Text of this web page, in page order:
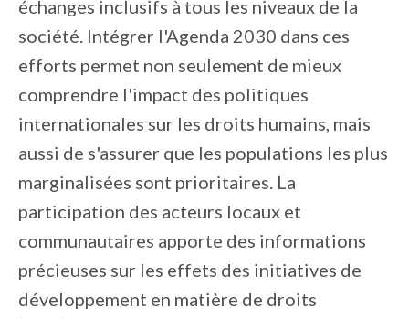
échanges inclusifs à tous les niveaux de la
société. Intégrer l'Agenda 2030 dans ces
efforts permet non seulement de mieux
comprendre l'impact des politiques
internationales sur les droits humains, mais
aussi de s'assurer que les populations les plus
marginalisées sont prioritaires. La
participation des acteurs locaux et
communautaires apporte des informations
précieuses sur les effets des initiatives de
développement en matière de droits